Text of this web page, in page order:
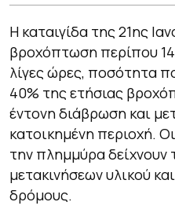
Η καταιγίδα της 21ης
βροχόπτωση περίπου
λίγες ώρες, ποσότητα
40% της ετήσιας
έντονη διάβρωση και
κατοικημένη περιοχή.
την πλημμύρα δείχνουν
μετακινήσεων υλικού
δρόμους.